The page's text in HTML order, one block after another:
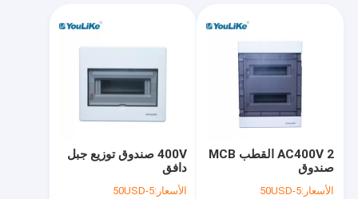
400V صندوق توزيع جبل
دافق
الأسعار:5-50USD
AC400V 2 القطب MCB
صندوق
الأسعار:5-50USD